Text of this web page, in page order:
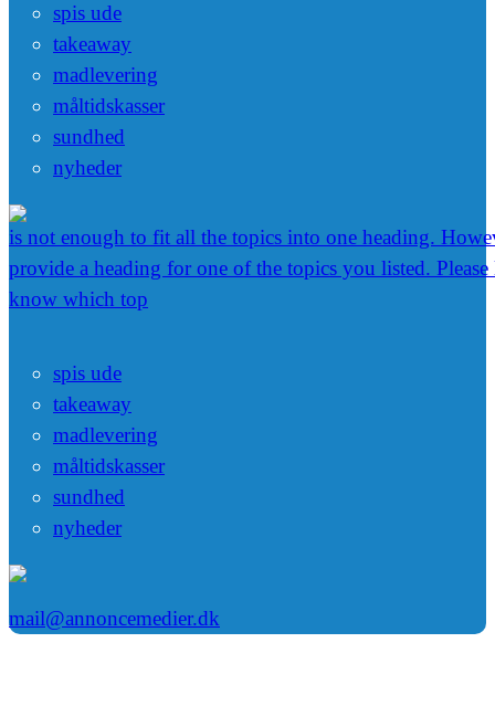
spis ude
takeaway
madlevering
måltidskasser
sundhed
nyheder
is not enough to fit all the topics into one heading.
provide a heading for one of the topics you listed. Please
know which top
spis ude
takeaway
madlevering
måltidskasser
sundhed
nyheder
mail@annoncemedier.dk